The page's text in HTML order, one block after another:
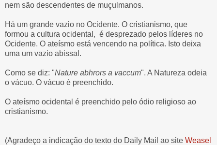
nem são descendentes de muçulmanos.
Há um grande vazio no Ocidente. O cristianismo, que
formou a cultura ocidental, é desprezado pelos líderes no
Ocidente. O ateísmo está vencendo na política. Isto deixa
uma um vazio abissal.
Como se diz: "Nature abhrors a vaccum". A Natureza odeia
o vácuo. O vácuo é preenchido.
O ateísmo ocidental é preenchido pelo ódio religioso ao
cristianismo.
(Agradeço a indicação do texto do Daily Mail ao site Weasel